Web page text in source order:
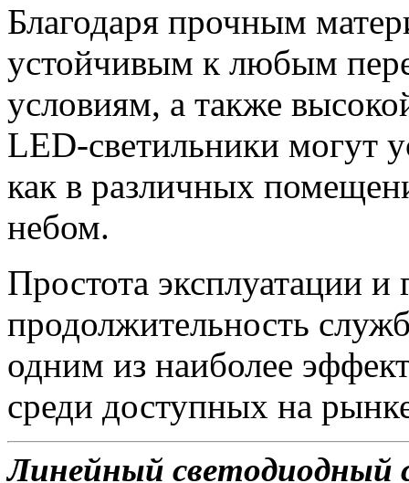
Благодаря прочным
устойчивым к любым
условиям, а также
LED-светильники могут
как в различных
небом.
Простота эксплуатации и
продолжительность
одним из наиболее
среди доступных на
Линейный светодиодный